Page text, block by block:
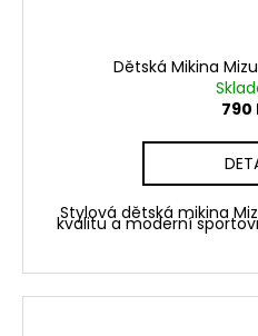
Dětská Mikina
790
Stylová dětská mikina
kvalitu a moderní